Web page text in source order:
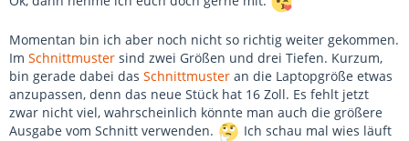
Momentan bin ich aber noch nicht so richtig weiter gekommen.
Im Schnittmuster sind zwei Größen und drei Tiefen. Kurzum,
bin gerade dabei das Schnittmuster an die Laptopgröße etwas
anzupassen, denn das neue Stück hat 16 Zoll. Es fehlt jetzt
zwar nicht viel, wahrscheinlich könnte man auch die größere
Ausgabe vom Schnitt verwenden.
Ich schau mal wies läuft